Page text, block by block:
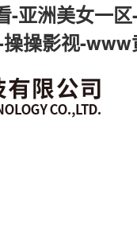
-亚洲美女一
操影视-